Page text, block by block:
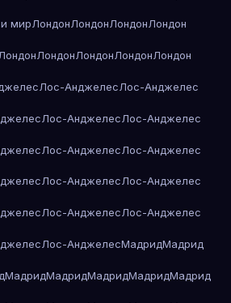
мирЛондонЛондонЛондонЛондон
ЛондонЛондонЛондонЛондон
Лос-АнджелесЛос-Анджелес
Лос-АнджелесЛос-Анджелес
Лос-АнджелесЛос-Анджелес
Лос-АнджелесЛос-Анджелес
Лос-АнджелесЛос-Анджелес
Лос-АнджелесМадридМадрид
МадридМадридМадридМадридМадрид